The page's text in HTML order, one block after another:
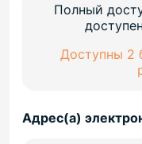
Полный
Доступны 2
Адрес(а)